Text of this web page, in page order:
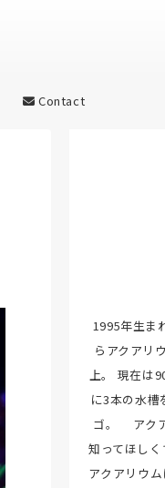
Contact
1995年生ま
らアクアリ
上。 現在は
に3本の水槽
ゴ。 アク
知ってほし
アクアリウ